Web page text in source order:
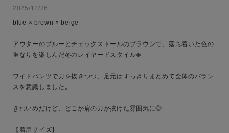
2025/12/26
blue × brown × beige
アウターのブルーとチェックストールのブラウンで、落ち着いた色の
重なりを楽しんだ冬のレイヤードスタイル❄️
ワイドパンツで力を抜きつつ、足元はすっきりまとめて全体のバラン
スを意識しました。
きれいめだけど、どこか肩の力が抜けた雰囲気に◎
【着用サイズ】